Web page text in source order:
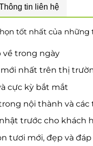
tin liên hệ
tốt nhất của
về trong ngày
nhất trên thị
cực kỳ bắt mắt
nội thành và các
trước cho khách
tươi mới, đẹp và